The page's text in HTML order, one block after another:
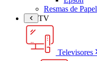
Resmas de Papel
TV
Televisores